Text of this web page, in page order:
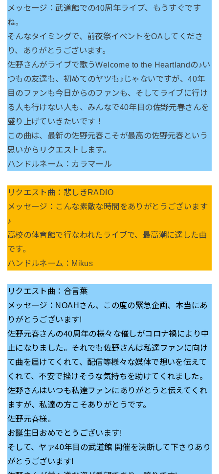
メッセージ：武道館での40周年ライブ、もうすぐです
ね。
そんなタイミングで、前夜祭イベントをOAしてくださ
り、ありがとうございます。
佐野さんがライブで歌うWelcome to the Heartlandの♪い
つもの友達も、初めてのヤツも♪じゃないですが、40年
目のファンも今日からのファンも、そしてライブに行け
る人も行けない人も、みんなで40年目の佐野元春さんを
盛り上げていきたいです！
この曲は、最新の佐野元春こそが最高の佐野元春という
思いからリクエストします。
ハンドルネーム：カラマール
リクエスト曲：悲しきRADIO
メッセージ：こんな素敵な時間をありがとうございます
♪
高校の体育館で行なわれたライブで、最高潮に達した曲
です。
ハンドルネーム：Mikus
リクエスト曲：合言葉
メッセージ：NOAHさん、この度の緊急企画、本当にあ
りがとうございます!
佐野元春さんの40周年の様々な催しがコロナ禍により中
止になりました。それでも佐野さんは私達ファンに向け
て曲を届けてくれて、配信等様々な媒体で想いを伝えて
くれて、不安で挫けそうな気持ちを助けてくれました。
佐野さんはいつも私達ファンにありがとうと伝えてくれ
ますが、私達の方こそありがとうです。
佐野元春様。
お誕生日おめでとうございます!
そして、ヤァ40年目の武道館 開催を決断して下さりあり
がとうございます!